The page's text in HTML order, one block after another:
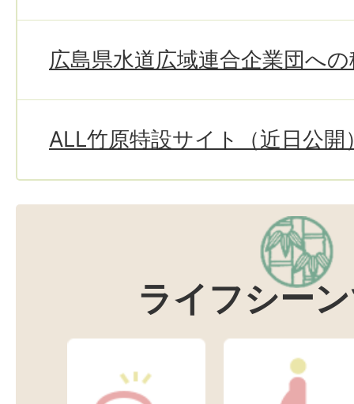
広島県水道広域連合企業団へ
ALL竹原特設サイト（近日公開
ライフシー